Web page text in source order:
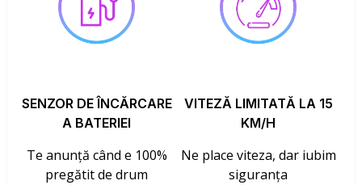
SENZOR DE ÎNCĂRCARE
A BATERIEI
Te anunță când e 100%
pregătit de drum
VITEZĂ LIMITATĂ LA 15
KM/H
Ne place viteza, dar iubim
siguranța